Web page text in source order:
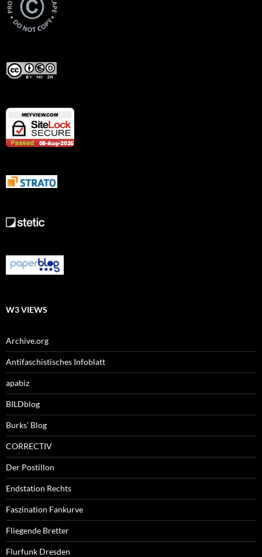
W3 VIEWS
Archive.org
Antifaschistisches Infoblatt
apabiz
BILDblog
Burks’ Blog
CORRECTIV
Der Postillon
Endstation Rechts
Faszination Fankurve
Fliegende Bretter
Flurfunk Dresden